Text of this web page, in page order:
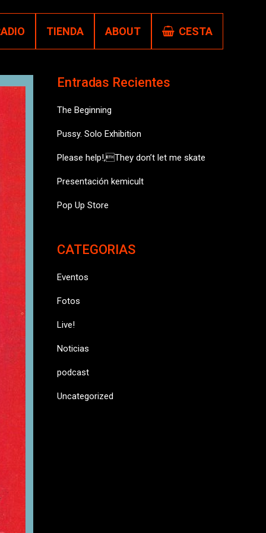
TIENDA ABOUT CESTA
Entradas Recientes
The Beginning
Pussy. Solo Exhibition
Please help!,They don’t let me skate
Presentación kemicult
Pop Up Store
CATEGORIAS
Eventos
Fotos
Live!
Noticias
podcast
Uncategorized